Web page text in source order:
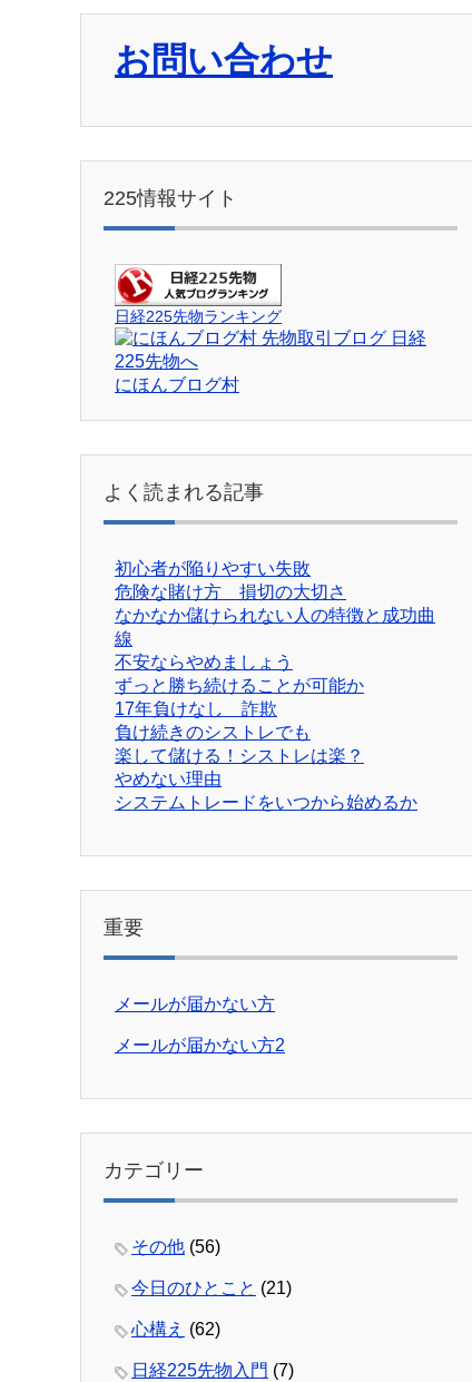
お問い合わせ
225情報サイト
日経225先物ランキング
にほんブログ村
よく読まれる記事
初心者が陥りやすい失敗
危険な賭け方 損切の大切さ
なかなか儲けられない人の特徴と成功曲
線
不安ならやめましょう
ずっと勝ち続けることが可能か
17年負けなし 詐欺
負け続きのシストレでも
楽して儲ける！シストレは楽？
やめない理由
システムトレードをいつから始めるか
重要
メールが届かない方
メールが届かない方2
カテゴリー
その他 (56)
今日のひとこと (21)
心構え (62)
日経225先物入門 (7)